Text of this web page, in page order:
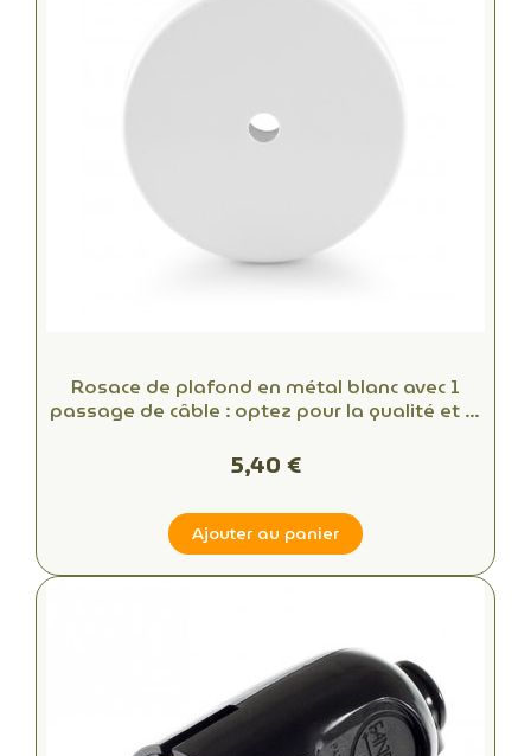
Rosace de plafond en métal blanc avec 1
passage de câble : optez pour la qualité et le
5,40 €
Ajouter au panier